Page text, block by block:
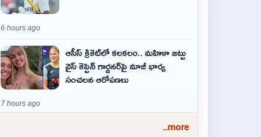
6 hours ago
ఆసీస్ క్రికెట్‌లో కలకలం.. మహిళా జట్టు
వైస్ కెప్టెన్ గార్డనర్‌పై మాజీ భార్య
సంచలన ఆరోపణలు
7 hours ago
..more